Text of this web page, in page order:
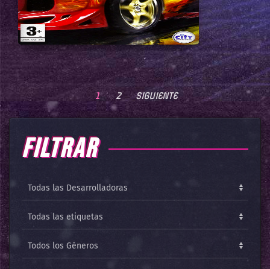
1 2 SIGUIENTE
FILTRAR